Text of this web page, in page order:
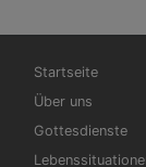
Hauptnavigation
Startseite
Über uns
Gottesdienste